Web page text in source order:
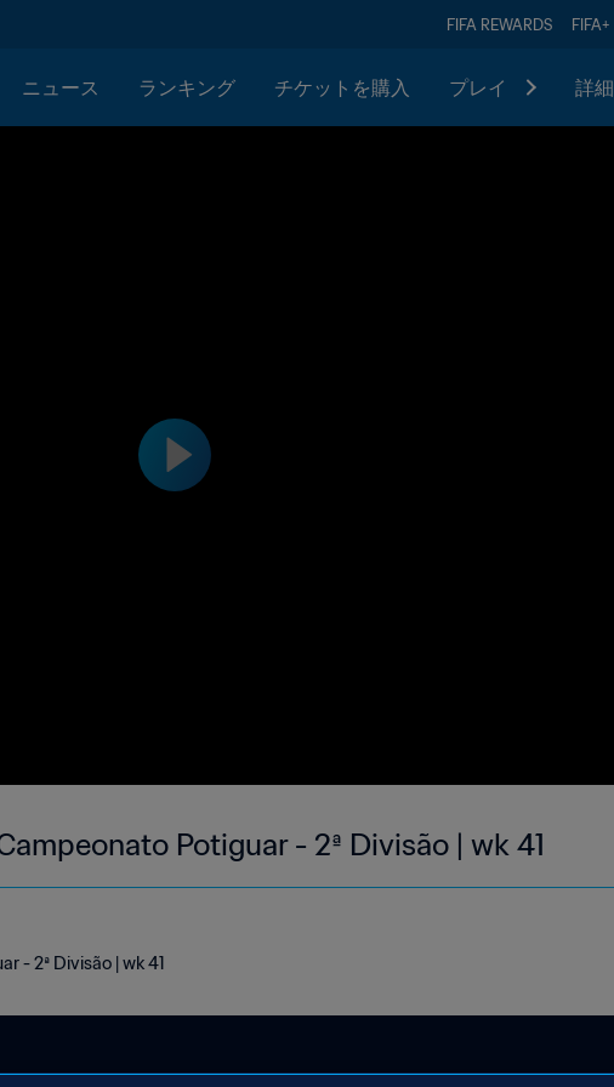
FIFA REWARDS FIFA+
ニュース ランキング チケットを購入 プレイ 詳細
Potiguar - 2ª Divisão | wk 41
- 2ª Divisão | wk 41